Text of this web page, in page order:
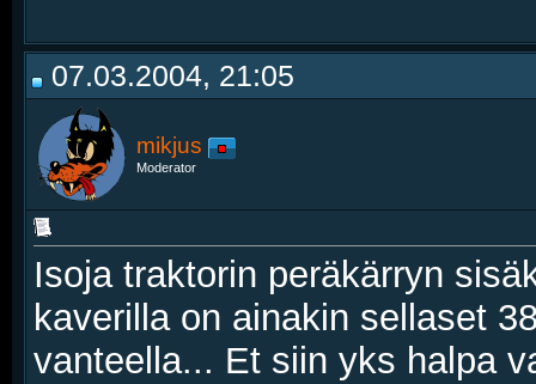
07.03.2004, 21:05
mikjus
Moderator
Isoja traktorin peräkärryn
kaverilla on ainakin sellaset
vanteella... Et siin yks halpa